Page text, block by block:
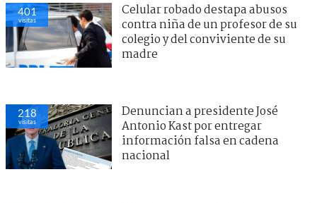
401
visitas
Celular robado destapa abusos
contra niña de un profesor de su
colegio y del conviviente de su
madre
218
visitas
Denuncian a presidente José
Antonio Kast por entregar
información falsa en cadena
nacional